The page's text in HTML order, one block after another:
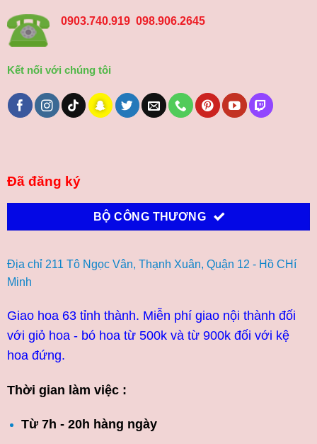
0903.740.919 098.906.2645
Kết nối với chúng tôi
Đã đăng ký
BỘ CÔNG THƯƠNG
Địa chỉ 211 Tô Ngọc Vân, Thạnh Xuân, Quận 12 - Hồ CHí
Minh
Giao hoa 63 tỉnh thành. Miễn phí giao nội thành đối
với giỏ hoa - bó hoa từ 500k và từ 900k đối với kệ
hoa đứng.
Thời gian làm việc :
Từ 7h - 20h hàng ngày